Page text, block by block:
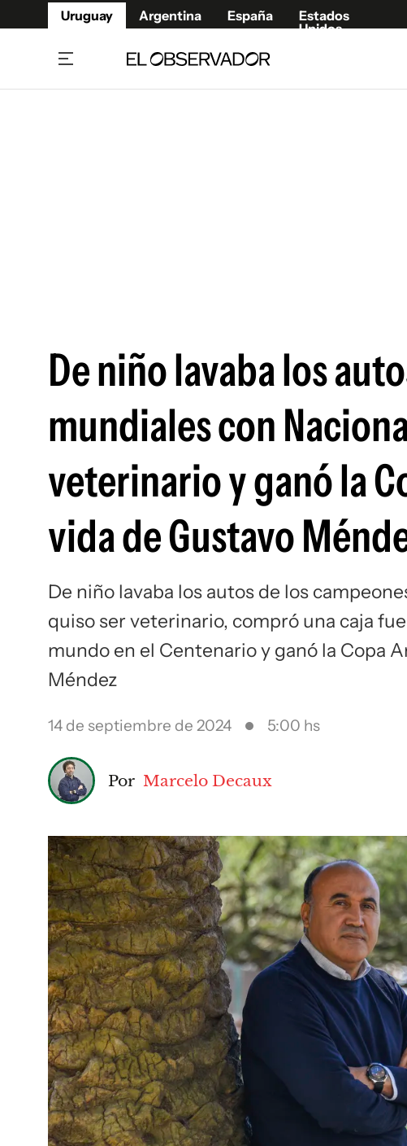
Uruguay Argentina España
Estados
Unidos
De niño lavaba los
mundiales con
veterinario y ganó la
vida de Gustavo
De niño lavaba los autos de los
quiso ser veterinario, compró una caja
mundo en el Centenario y ganó la Copa
Méndez
14 de septiembre de 2024 5:00 hs
Por Marcelo Decaux